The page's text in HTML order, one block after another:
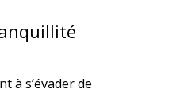
à s’évader de